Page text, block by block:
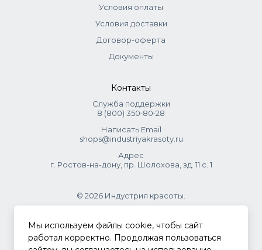
Условия оплаты
Условия доставки
Договор-оферта
Документы
Контакты
Служба поддержки
8 (800) 350‑80‑28
Написать Email
shops@industriyakrasoty.ru
Адрес
г. Ростов-на-дону, пр. Шолохова, зд. 11 с. 1
© 2026 Индустрия красоты.
.
Мы используем файлы cookie, чтобы сайт
работал корректно. Продолжая пользоваться